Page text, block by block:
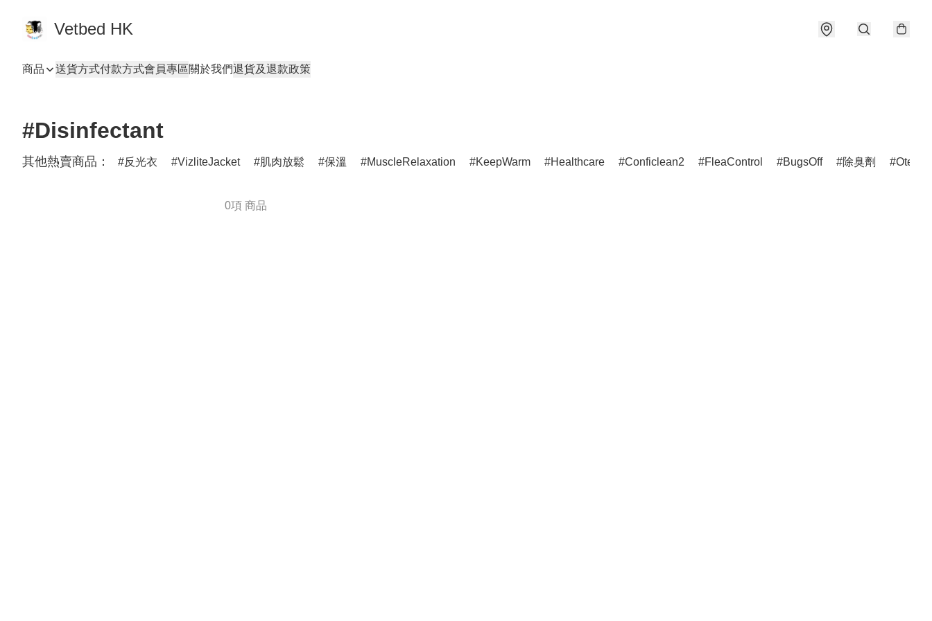
Vetbed HK
商品 送貨方式付款方式會員專區關於我們退貨及退款政策
#Disinfectant
其他熱賣商品： 反光衣 VizliteJacket 肌肉放鬆 保溫 MuscleRelaxation KeepWarm Healthcare Conficlean2 FleaControl BugsOff 除臭劑 Otedex
0項 商品